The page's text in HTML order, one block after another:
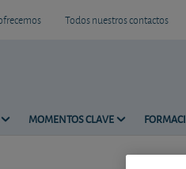
Todos nuestros contactos
MOMENTOS CLAVE